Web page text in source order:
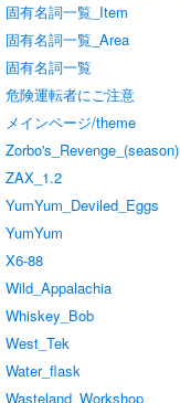
固有名詞一覧_Item
固有名詞一覧_Area
固有名詞一覧
危険運転者にご注意
メインページ/theme
Zorbo's_Revenge_(season)
ZAX_1.2
YumYum_Deviled_Eggs
YumYum
X6-88
Wild_Appalachia
Whiskey_Bob
West_Tek
Water_flask
Wasteland_Workshop